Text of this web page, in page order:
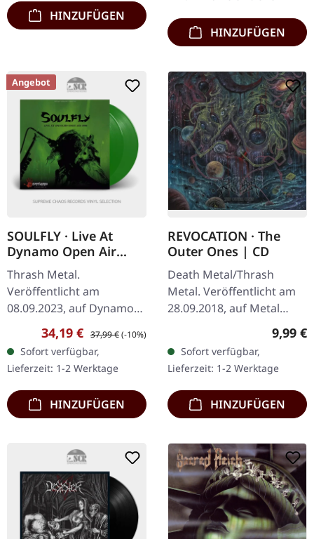
HINZUFÜGEN
HINZUFÜGEN
Angebot
SOULFLY · Live At
Dynamo Open Air
1998 | GREEN 2LP
Thrash Metal.
Veröffentlicht am
08.09.2023, auf Dynamo
Concerts. Grünes Doppel-
Vinyl im Gatefold-Cover.
Was für eine
phänomenale Aufnahme
roher…
Verkaufspreis:
34,19 € Regulärer Preis:
37,99 €(-10%)
Sofort verfügbar,
Lieferzeit: 1-2 Werktage
HINZUFÜGEN
REVOCATION · The
Outer Ones | CD
Death Metal/Thrash
Metal. Veröffentlicht am
28.09.2018, auf Metal
Blade Records. CD im
Jewelcase. Revocation
liefern mit "The Outer
Ones" ein absolut…
9,99 €
Sofort verfügbar,
Lieferzeit: 1-2 Werktage
HINZUFÜGEN